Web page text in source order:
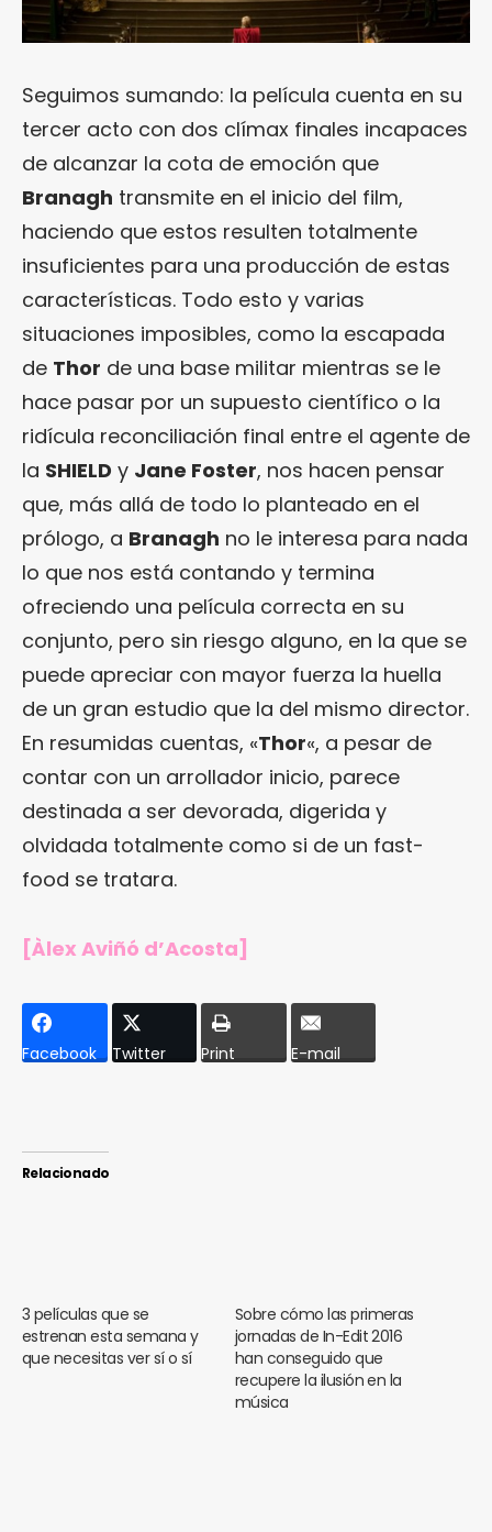
Seguimos sumando: la película cuenta en su
tercer acto con dos clímax finales incapaces
de alcanzar la cota de emoción que
Branagh transmite en el inicio del film,
haciendo que estos resulten totalmente
insuficientes para una producción de estas
características. Todo esto y varias
situaciones imposibles, como la escapada
de Thor de una base militar mientras se le
hace pasar por un supuesto científico o la
ridícula reconciliación final entre el agente de
la SHIELD y Jane Foster, nos hacen pensar
que, más allá de todo lo planteado en el
prólogo, a Branagh no le interesa para nada
lo que nos está contando y termina
ofreciendo una película correcta en su
conjunto, pero sin riesgo alguno, en la que se
puede apreciar con mayor fuerza la huella
de un gran estudio que la del mismo director.
En resumidas cuentas, «Thor«, a pesar de
contar con un arrollador inicio, parece
destinada a ser devorada, digerida y
olvidada totalmente como si de un fast-
food se tratara.
[Àlex Aviñó d’Acosta]
Facebook Twitter Print E-mail
Relacionado
3 películas que se
estrenan esta semana y
que necesitas ver sí o sí
Sobre cómo las primeras
jornadas de In-Edit 2016
han conseguido que
recupere la ilusión en la
música